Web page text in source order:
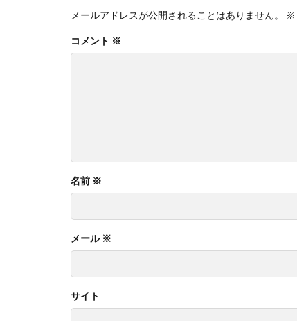
メールアドレスが公開されることはありません。 ※
コメント ※
名前 ※
メール ※
サイト